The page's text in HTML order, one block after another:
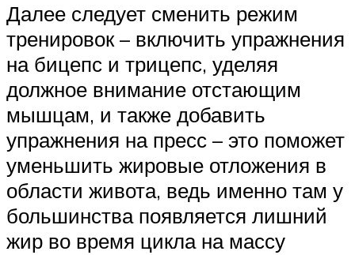
Далее следует сменить режим
тренировок – включить упражнения
на бицепс и трицепс, уделяя
должное внимание отстающим
мышцам, и также добавить
упражнения на пресс – это поможет
уменьшить жировые отложения в
области живота, ведь именно там у
большинства появляется лишний
жир во время цикла на массу